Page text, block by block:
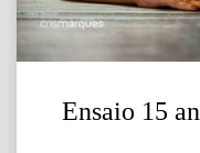
Ensaio 15